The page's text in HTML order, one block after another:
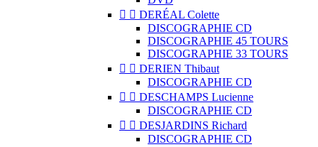
  DERÉAL Colette
DISCOGRAPHIE CD
DISCOGRAPHIE 45 TOURS
DISCOGRAPHIE 33 TOURS
  DERIEN Thibaut
DISCOGRAPHIE CD
  DESCHAMPS Lucienne
DISCOGRAPHIE CD
  DESJARDINS Richard
DISCOGRAPHIE CD